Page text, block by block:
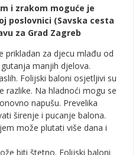
i zrakom moguće je
poslovnici (Savska cesta
za Grad Zagreb
prikladan za djecu mlađu od
manjih djelova.
Folijski baloni osjetljivi su
razlike. Na hladnoći mogu se
napušu. Prevelika
širenje i pucanje balona.
može plutati više dana i
biti štetno. Folijski baloni